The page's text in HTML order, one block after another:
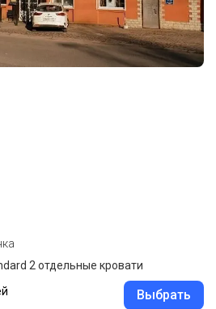
2 отдельные кровати
Выбрать